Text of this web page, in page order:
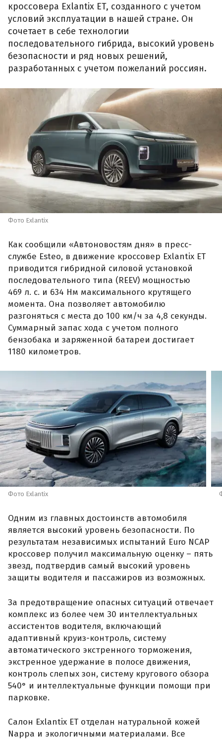
кроссовера Exlantix ET, созданного с учетом
условий эксплуатации в нашей стране. Он
сочетает в себе технологии
последовательного гибрида, высокий уровень
безопасности и ряд новых решений,
разработанных с учетом пожеланий россиян.
Фото Exlantix
Как сообщили «Автоновостям дня» в пресс-
службе Esteo, в движение кроссовер Exlantix ET
приводится гибридной силовой установкой
последовательного типа (REEV) мощностью
469 л. с. и 634 Нм максимального крутящего
момента. Она позволяет автомобилю
разгоняться с места до 100 км/ч за 4,8 секунды.
Суммарный запас хода с учетом полного
бензобака и заряженной батареи достигает
1180 километров.
Фото Exlantix
Одним из главных достоинств автомобиля
является высокий уровень безопасности. По
результатам независимых испытаний Euro NCAP
кроссовер получил максимальную оценку – пять
звезд, подтвердив самый высокий уровень
защиты водителя и пассажиров из возможных.
За предотвращение опасных ситуаций отвечает
комплекс из более чем 30 интеллектуальных
ассистентов водителя, включающий
адаптивный круиз-контроль, систему
автоматического экстренного торможения,
экстренное удержание в полосе движения,
контроль слепых зон, систему кругового обзора
540° и интеллектуальные функции помощи при
парковке.
Салон Exlantix ET отделан натуральной кожей
Nappa и экологичными материалами. Все